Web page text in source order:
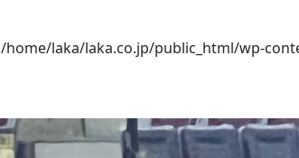
/home/laka/laka.co.jp/public_html/wp-